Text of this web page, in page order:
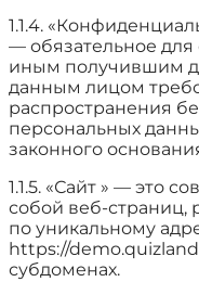
1.1.4.
— обязательное
иным получившим
данным лицом
распространения
персональных
законного
1.1.5. «Сайт » — это
собой веб-страниц,
по уникальному
https://
субдоменах.